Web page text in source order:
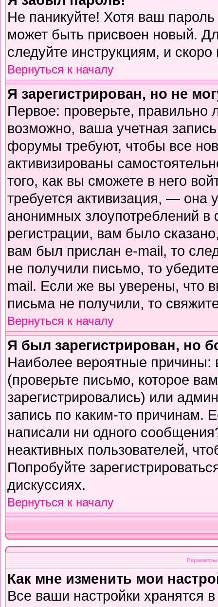
Не паникуйте! Хотя ваш
может быть присвоен новый.
следуйте инструкциям, и
Вернуться к началу
Я зарегистрирован, но не
Первое: проверьте,
возможно, ваша учетная
форумы требуют, чтобы все
активизированы
того, как вы сможете в него
требуется активизация, — она
анонимных злоупотреблений
регистрации, вам было
вам был прислан e-mail, то
не получили письмо, то
mail. Если же вы уверены, что
письма не получили, то
Вернуться к началу
Я был зарегистрирован, но
Наиболее вероятные причины:
(проверьте письмо, которое
зарегистрировались) или
запись по каким-то причинам.
написали ни одного
неактивных пользователей,
Попробуйте
дискуссиях.
Вернуться к началу
Параметры
Как мне изменить мои
Все ваши настройки хранятся